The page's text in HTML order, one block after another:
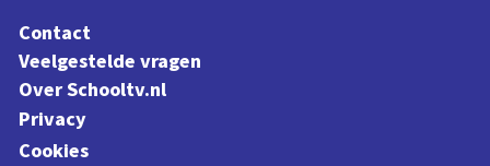
Contact
Veelgestelde vragen
Over Schooltv.nl
Privacy
Cookies